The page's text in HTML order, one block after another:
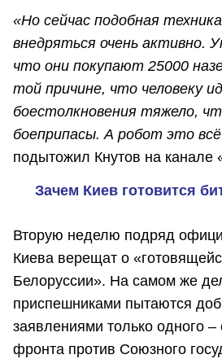
«Но сейчас подобная
внедряться очень активно.
что они покупают 25000
той причине, что человеку
боестолкновения тяжело,
боеприпасы. А робот это
подытожил Кнутов на канале
Зачем Киев готовится
Вторую неделю подряд
Киева верещат о
Белоруссии». На самом же
приспешниками пытаются
заявлениями только одного –
фронта против Союзного